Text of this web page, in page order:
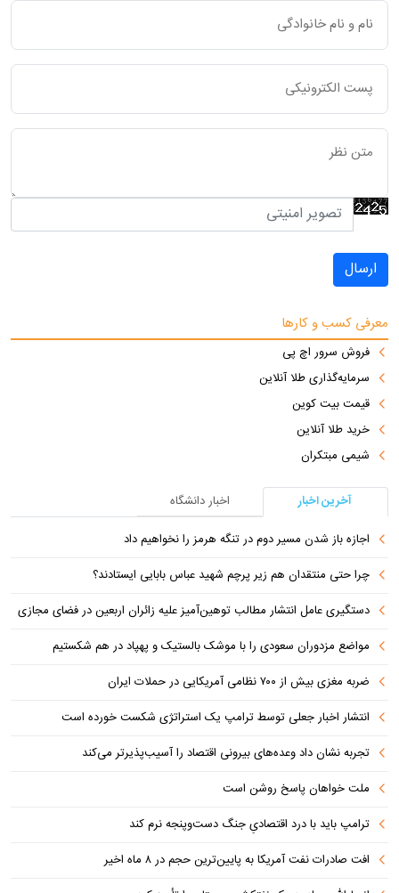
ارسال
معرفی کسب و کارها
فروش سرور اچ پی
سرمایه‌گذاری طلا آنلاین
قیمت بیت کوین
خرید طلا آنلاین
شیمی مبتکران
آخرین اخبار
اخبار دانشگاه
اجازه باز شدن مسیر دوم در تنگه هرمز را نخواهیم داد
چرا حتی منتقدان هم زیر پرچم شهید عباس بابایی ایستادند؟
دستگیری عامل انتشار مطالب توهین‌آمیز علیه زائران اربعین در فضای مجازی
مواضع مزدوران سعودی را با موشک بالستیک و پهپاد در هم شکستیم
ضربه مغزی بیش از ۷۰۰ نظامی آمریکایی در حملات ایران
انتشار اخبار جعلی توسط ترامپ یک استراتژی شکست خورده است
تجربه نشان داد وعده‌های بیرونی اقتصاد را آسیب‌پذیرتر می‌کند
ملت خواهان پاسخ روشن است
ترامپ باید با درد اقتصادیِ جنگ دست‌و‌پنجه نرم کند
افت صادرات نفت آمریکا به پایین‌ترین حجم در ۸ ماه اخیر